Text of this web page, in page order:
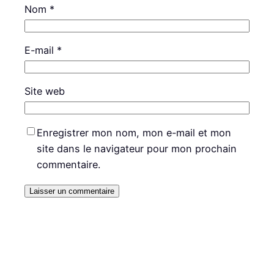
Nom *
E-mail *
Site web
Enregistrer mon nom, mon e-mail et mon
site dans le navigateur pour mon prochain
commentaire.